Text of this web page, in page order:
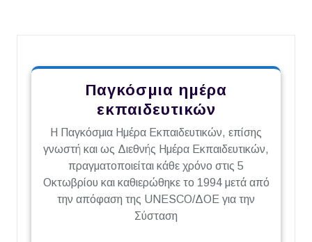
Παγκόσμια ημέρα
εκπαιδευτικών
Η Παγκόσμια Ημέρα Εκπαιδευτικών, επίσης
γνωστή και ως Διεθνής Ημέρα Εκπαιδευτικών,
πραγματοποιείται κάθε χρόνο στις 5
Οκτωβρίου και καθιερώθηκε το 1994 μετά από
την απόφαση της UNESCO/ΔΟΕ για την
Σύσταση